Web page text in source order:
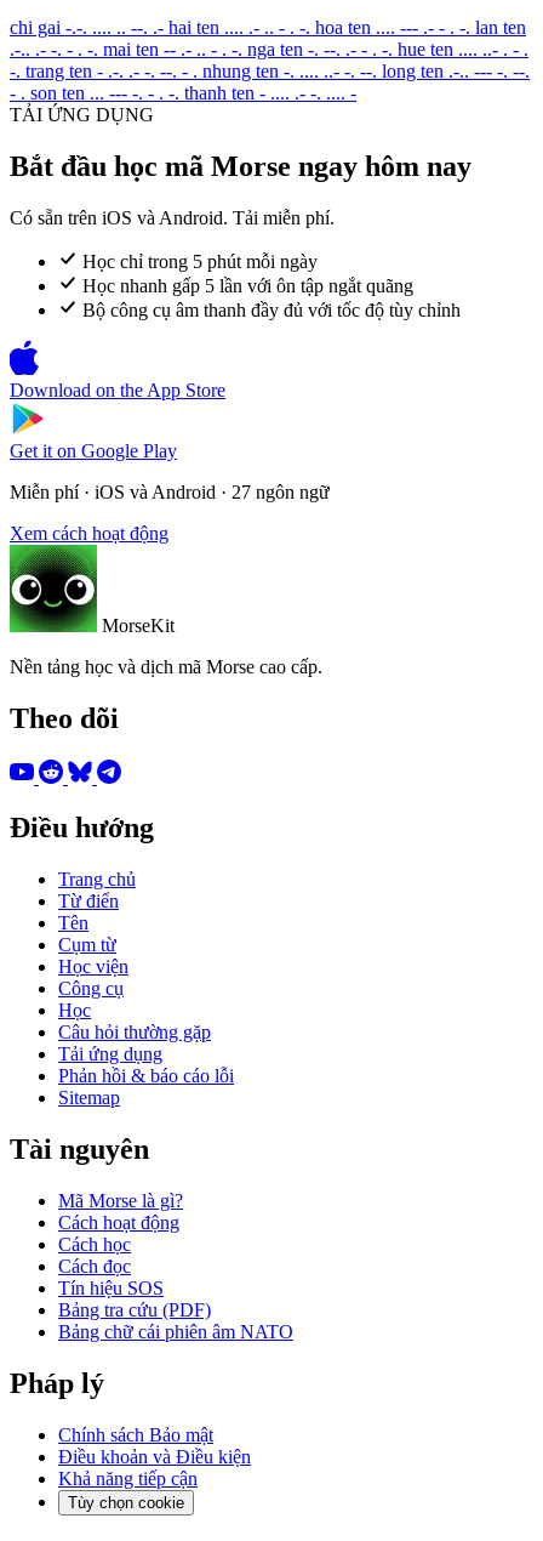
chi gai -.-. .... .. --. .- hai ten .... .- .. - . -. hoa ten .... --- .- - . -. lan ten
.-.. .- -. - . -. mai ten -- .- .. - . -. nga ten -. --. .- - . -. hue ten .... ..- . - .
-. trang ten - .-. .- -. --. - . nhung ten -. .... ..- -. --. long ten .-.. --- -. --.
- . son ten ... --- -. - . -. thanh ten - .... .- -. .... -
TẢI ỨNG DỤNG
Bắt đầu học mã Morse ngay hôm nay
Có sẵn trên iOS và Android. Tải miễn phí.
Học chỉ trong 5 phút mỗi ngày
Học nhanh gấp 5 lần với ôn tập ngắt quãng
Bộ công cụ âm thanh đầy đủ với tốc độ tùy chỉnh
Download on the App Store
Get it on Google Play
Miễn phí · iOS và Android · 27 ngôn ngữ
Xem cách hoạt động
MorseKit
Nền tảng học và dịch mã Morse cao cấp.
Theo dõi
Điều hướng
Trang chủ
Từ điển
Tên
Cụm từ
Học viện
Công cụ
Học
Câu hỏi thường gặp
Tải ứng dụng
Phản hồi & báo cáo lỗi
Sitemap
Tài nguyên
Mã Morse là gì?
Cách hoạt động
Cách học
Cách đọc
Tín hiệu SOS
Bảng tra cứu (PDF)
Bảng chữ cái phiên âm NATO
Pháp lý
Chính sách Bảo mật
Điều khoản và Điều kiện
Khả năng tiếp cận
Tùy chọn cookie